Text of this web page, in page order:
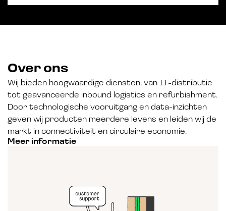
Over ons
Wij bieden hoogwaardige diensten, van IT-distributie
tot geavanceerde inbound logistics en refurbishment.
Door technologische vooruitgang en data-inzichten
geven wij producten meerdere levens en leiden wij de
markt in connectiviteit en circulaire economie.
Meer informatie